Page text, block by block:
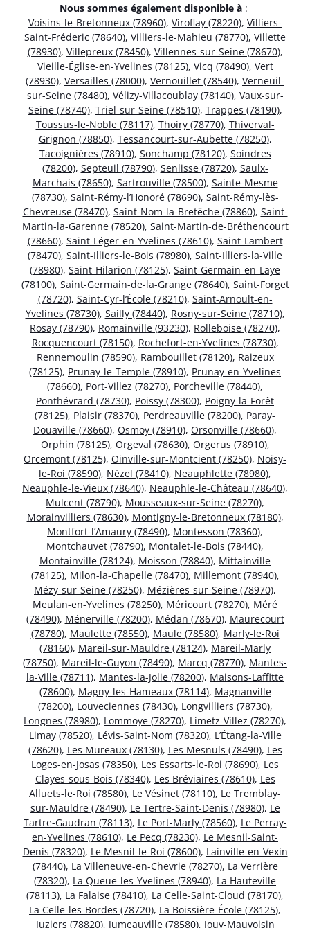
Nous sommes également disponible à :
Voisins-le-Bretonneux (78960), Viroflay (78220), Villiers-
Saint-Fréderic (78640), Villiers-le-Mahieu (78770), Villette
(78930), Villepreux (78450), Villennes-sur-Seine (78670),
Vieille-Église-en-Yvelines (78125), Vicq (78490), Vert
(78930), Versailles (78000), Vernouillet (78540), Verneuil-
sur-Seine (78480), Vélizy-Villacoublay (78140), Vaux-sur-
Seine (78740), Triel-sur-Seine (78510), Trappes (78190),
Toussus-le-Noble (78117), Thoiry (78770), Thiverval-
Grignon (78850), Tessancourt-sur-Aubette (78250),
Tacoignières (78910), Sonchamp (78120), Soindres
(78200), Septeuil (78790), Senlisse (78720), Saulx-
Marchais (78650), Sartrouville (78500), Sainte-Mesme
(78730), Saint-Rémy-l’Honoré (78690), Saint-Rémy-lès-
Chevreuse (78470), Saint-Nom-la-Bretêche (78860), Saint-
Martin-la-Garenne (78520), Saint-Martin-de-Bréthencourt
(78660), Saint-Léger-en-Yvelines (78610), Saint-Lambert
(78470), Saint-Illiers-le-Bois (78980), Saint-Illiers-la-Ville
(78980), Saint-Hilarion (78125), Saint-Germain-en-Laye
(78100), Saint-Germain-de-la-Grange (78640), Saint-Forget
(78720), Saint-Cyr-l’École (78210), Saint-Arnoult-en-
Yvelines (78730), Sailly (78440), Rosny-sur-Seine (78710),
Rosay (78790), Romainville (93230), Rolleboise (78270),
Rocquencourt (78150), Rochefort-en-Yvelines (78730),
Rennemoulin (78590), Rambouillet (78120), Raizeux
(78125), Prunay-le-Temple (78910), Prunay-en-Yvelines
(78660), Port-Villez (78270), Porcheville (78440),
Ponthévrard (78730), Poissy (78300), Poigny-la-Forêt
(78125), Plaisir (78370), Perdreauville (78200), Paray-
Douaville (78660), Osmoy (78910), Orsonville (78660),
Orphin (78125), Orgeval (78630), Orgerus (78910),
Orcemont (78125), Oinville-sur-Montcient (78250), Noisy-
le-Roi (78590), Nézel (78410), Neauphlette (78980),
Neauphle-le-Vieux (78640), Neauphle-le-Château (78640),
Mulcent (78790), Mousseaux-sur-Seine (78270),
Morainvilliers (78630), Montigny-le-Bretonneux (78180),
Montfort-l’Amaury (78490), Montesson (78360),
Montchauvet (78790), Montalet-le-Bois (78440),
Montainville (78124), Moisson (78840), Mittainville
(78125), Milon-la-Chapelle (78470), Millemont (78940),
Mézy-sur-Seine (78250), Mézières-sur-Seine (78970),
Meulan-en-Yvelines (78250), Méricourt (78270), Méré
(78490), Ménerville (78200), Médan (78670), Maurecourt
(78780), Maulette (78550), Maule (78580), Marly-le-Roi
(78160), Mareil-sur-Mauldre (78124), Mareil-Marly
(78750), Mareil-le-Guyon (78490), Marcq (78770), Mantes-
la-Ville (78711), Mantes-la-Jolie (78200), Maisons-Laffitte
(78600), Magny-les-Hameaux (78114), Magnanville
(78200), Louveciennes (78430), Longvilliers (78730),
Longnes (78980), Lommoye (78270), Limetz-Villez (78270),
Limay (78520), Lévis-Saint-Nom (78320), L’Étang-la-Ville
(78620), Les Mureaux (78130), Les Mesnuls (78490), Les
Loges-en-Josas (78350), Les Essarts-le-Roi (78690), Les
Clayes-sous-Bois (78340), Les Bréviaires (78610), Les
Alluets-le-Roi (78580), Le Vésinet (78110), Le Tremblay-
sur-Mauldre (78490), Le Tertre-Saint-Denis (78980), Le
Tartre-Gaudran (78113), Le Port-Marly (78560), Le Perray-
en-Yvelines (78610), Le Pecq (78230), Le Mesnil-Saint-
Denis (78320), Le Mesnil-le-Roi (78600), Lainville-en-Vexin
(78440), La Villeneuve-en-Chevrie (78270), La Verrière
(78320), La Queue-les-Yvelines (78940), La Hauteville
(78113), La Falaise (78410), La Celle-Saint-Cloud (78170),
La Celle-les-Bordes (78720), La Boissière-École (78125),
Juziers (78820), Jumeauville (78580), Jouy-Mauvoisin